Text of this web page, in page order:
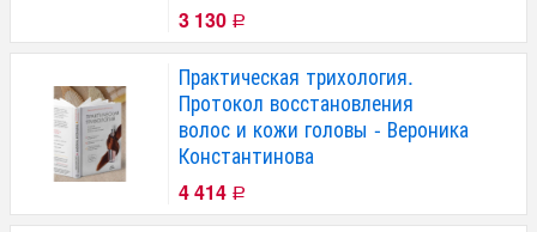
3 130 Р
Практическая трихология.
Протокол восстановления
волос и кожи головы - Вероника
Константинова
4 414 Р